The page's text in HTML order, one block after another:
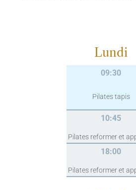
Lundi
09:30
Pilates tapis
10:45
Pilates reformer et
18:00
Pilates reformer et